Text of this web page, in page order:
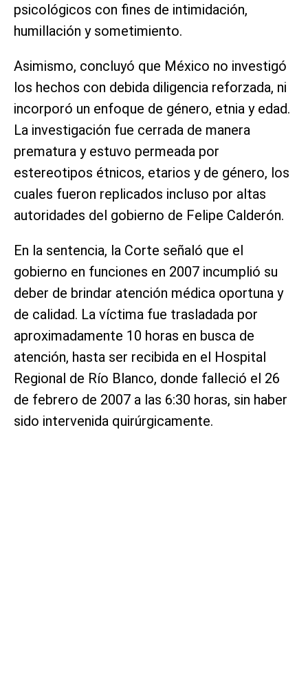
psicológicos con fines de intimidación,
humillación y sometimiento.
Asimismo, concluyó que México no investigó
los hechos con debida diligencia reforzada, ni
incorporó un enfoque de género, etnia y edad.
La investigación fue cerrada de manera
prematura y estuvo permeada por
estereotipos étnicos, etarios y de género, los
cuales fueron replicados incluso por altas
autoridades del gobierno de Felipe Calderón.
En la sentencia, la Corte señaló que el
gobierno en funciones en 2007 incumplió su
deber de brindar atención médica oportuna y
de calidad. La víctima fue trasladada por
aproximadamente 10 horas en busca de
atención, hasta ser recibida en el Hospital
Regional de Río Blanco, donde falleció el 26
de febrero de 2007 a las 6:30 horas, sin haber
sido intervenida quirúrgicamente.